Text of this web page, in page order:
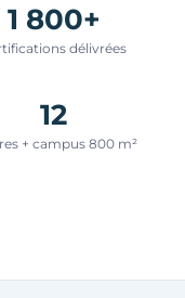
1 800+
délivrées
12
+ campus 800 m²